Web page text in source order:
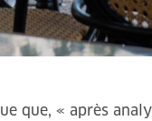
que, « après